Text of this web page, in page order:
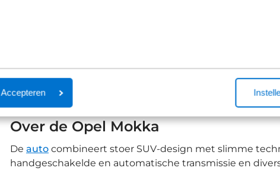
Accepteren
Bij Broekhuis kies je voor kwaliteit en
op techniek en veiligheid en geleverd met garantie en
dieselvarianten tot de volledig elektrische Mokka-e: wij
Over de Opel Mokka
De autocombineert stoer SUV-design met slimme
handgeschakelde en automatische transmissie en